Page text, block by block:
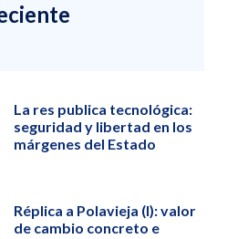
La res publica tecnológica:
seguridad y libertad en los
márgenes del Estado
Réplica a Polavieja (I): valor
de cambio concreto e